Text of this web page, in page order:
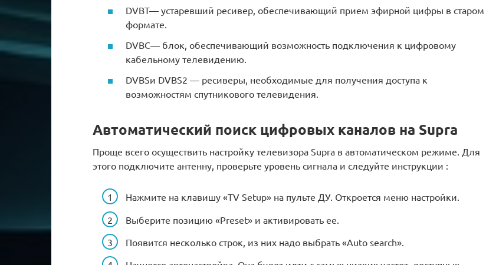
DVBT— устаревший ресивер, обеспечивающий прием эфирной цифры в старом
формате.
DVBC— блок, обеспечивающий возможность подключения к цифровому
кабельному телевидению.
DVBSи DVBS2 — ресиверы, необходимые для получения доступа к
возможностям спутникового телевидения.
Автоматический поиск цифровых каналов на Supra
Проще всего осуществить настройку телевизора Supra в автоматическом режиме. Для
этого подключите антенну, проверьте уровень сигнала и следуйте инструкции :
Нажмите на клавишу «TV Setup» на пульте ДУ. Откроется меню настройки.
Выберите позицию «Preset» и активировать ее.
Появится несколько строк, из них надо выбрать «Auto search».